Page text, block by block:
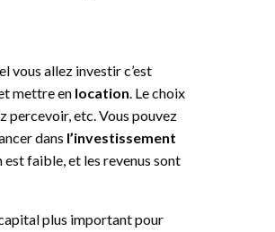
vous allez investir c’est
mettre en location. Le choix
percevoir, etc. Vous pouvez
dans l’investissement
faible, et les revenus sont
plus important pour